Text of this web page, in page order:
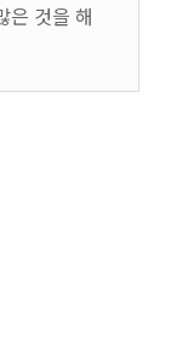
은 것을 해